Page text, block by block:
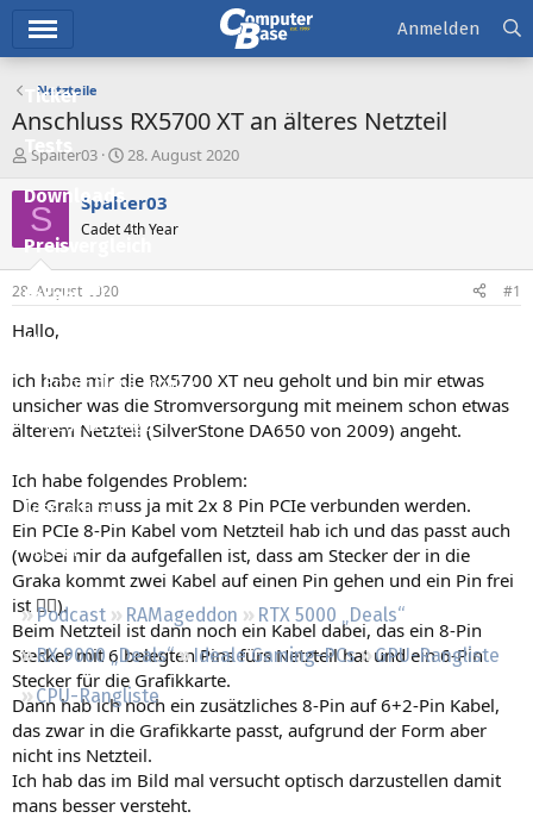
Ticker
Tests
Downloads
Preisvergleich
Forum
Aktuelles
Empfohlene Inhalte
Neue Beiträge
Leserartikel
Regeln
Podcast RAMageddon
RTX 5000 „Deals“
RX 9000 „Deals“
Ideale Gaming-PCs
GPU-Rangliste
CPU-Rangliste
Anmelden
Netzteile
Anschluss RX5700 XT an älteres Netzteil
E
s
t
e
e
r
Spalter03
E
s
e
t
28. August 2020
S Spalter03
Cadet 4th Year
28. August 2020 #1
Hallo,
ich habe mir die RX5700 XT neu geholt und bin mir etwas
unsicher was die Stromversorgung mit meinem schon etwas
älterem Netzteil (SilverStone DA650 von 2009) angeht.
Ich habe folgendes Problem:
Die Graka muss ja mit 2x 8 Pin PCIe verbunden werden.
Ein PCIe 8-Pin Kabel vom Netzteil hab ich und das passt auch
(wobei mir da aufgefallen ist, dass am Stecker der in die
Graka kommt zwei Kabel auf einen Pin gehen und ein Pin frei
ist 🤷‍♂️).
Beim Netzteil ist dann noch ein Kabel dabei, das ein 8-Pin
Stecker mit 6 belegten Pins fürs Netzteil hat und ein 6-Pin
Stecker für die Grafikkarte.
Dann hab ich noch ein zusätzliches 8-Pin auf 6+2-Pin Kabel,
das zwar in die Grafikkarte passt, aufgrund der Form aber
nicht ins Netzteil.
Ich hab das im Bild mal versucht optisch darzustellen damit
mans besser versteht.